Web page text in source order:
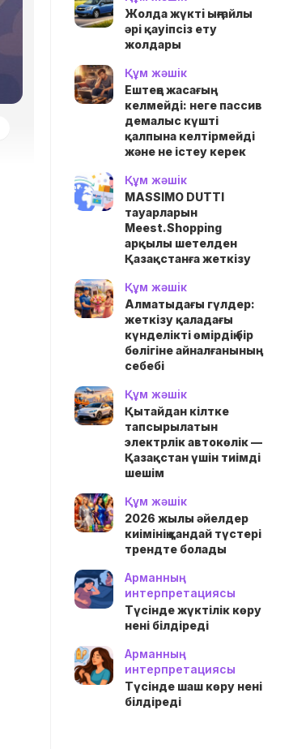
Жолда жүктi ыңғайлы
әрі қауіпсіз ету
жолдары
Құм жәшік
Ештеңе жасағың
келмейді: неге пассив
демалыс күшті
қалпына келтірмейді
және не істеу керек
Құм жәшік
MASSIMO DUTTI
тауарларын
Meest.Shopping
арқылы шетелден
Қазақстанға жеткізу
Құм жәшік
Алматыдағы гүлдер:
жеткізу қаладағы
күнделікті өмірдің бір
бөлігіне айналғанының
себебі
Құм жәшік
Қытайдан кілтке
тапсырылатын
электрлік автокөлік —
Қазақстан үшін тиімді
шешім
Құм жәшік
2026 жылы әйелдер
киімінің қандай түстері
трендте болады
Арманның
интерпретациясы
Түсінде жүктілік көру
нені білдіреді
Арманның
интерпретациясы
Түсінде шаш көру нені
білдіреді